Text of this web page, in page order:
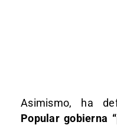
Asimismo, ha
Popular gobierna